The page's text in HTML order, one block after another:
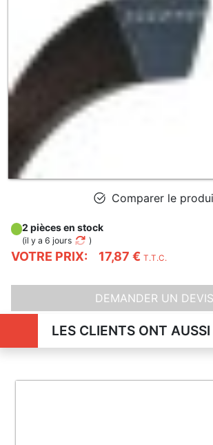
Comparer le
VOTRE PRIX: 17,87 € T.T.C.
2 pièces en stock
(il y a 6 jours )
DEMANDER UN DEVIS
LES CLIENTS ONT